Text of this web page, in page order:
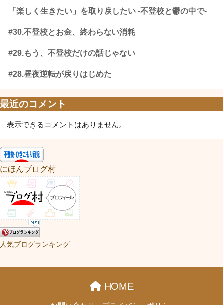
「楽しく生きたい」を取り戻したい -不登校と鬱の中で-
#30.不登校とお金、終わらない消耗
#29.もう、不登校だけの話じゃない
#28.昼夜逆転が戻りはじめた
最近のコメント
表示できるコメントはありません。
にほんブログ村
人気ブログランキング
HOME